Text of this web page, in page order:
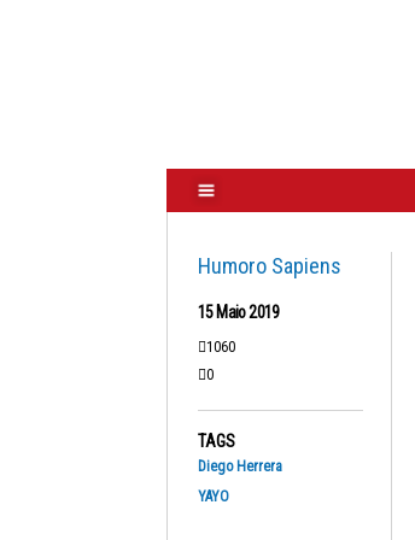
Humoro Sapiens
15 Maio 2019
1060
0
TAGS
Diego Herrera
YAYO